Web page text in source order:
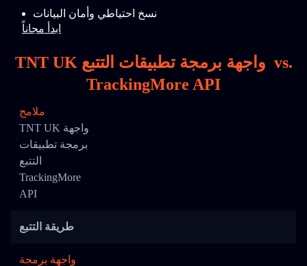
نسخ احتياطي وأمان البيانات
ابدأ مجاناً
TNT UK واجهة برمجة تطبيقات التتبع vs.
TrackingMore API
ملامح
TNT UK واجهة
برمجة تطبيقات
التتبع
TrackingMore
API
طريقة التتبع
واجهة برمجة